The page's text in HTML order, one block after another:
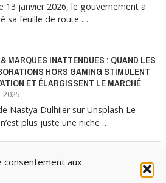
consentement aux
13 janvier 2026, le gouvernement a
sa feuille de route …
MARQUES INATTENDUES : QUAND LES
HORS GAMING STIMULENT
ET ÉLARGISSENT LE MARCHÉ
2025
Nastya Dulhiier sur Unsplash Le
plus juste une niche …
MARQUES : ANATOMIE D’UNE
MARKETING GAGNANTE